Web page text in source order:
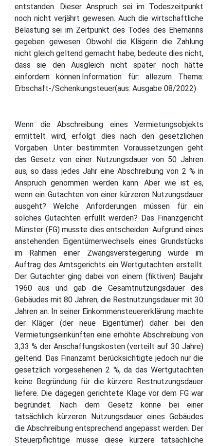
entstanden. Dieser Anspruch sei im Todeszeitpunkt
noch nicht verjährt gewesen. Auch die wirtschaftliche
Belastung sei im Zeitpunkt des Todes des Ehemanns
gegeben gewesen. Obwohl die Klägerin die Zahlung
nicht gleich geltend gemacht habe, bedeute dies nicht,
dass sie den Ausgleich nicht später noch hätte
einfordern können.Information für: allezum Thema:
Erbschaft-/Schenkungsteuer(aus: Ausgabe 08/2022)
Wenn die Abschreibung eines Vermietungsobjekts
ermittelt wird, erfolgt dies nach den gesetzlichen
Vorgaben. Unter bestimmten Voraussetzungen geht
das Gesetz von einer Nutzungsdauer von 50 Jahren
aus, so dass jedes Jahr eine Abschreibung von 2 % in
Anspruch genommen werden kann. Aber wie ist es,
wenn ein Gutachten von einer kürzeren Nutzungsdauer
ausgeht? Welche Anforderungen müssen für ein
solches Gutachten erfüllt werden? Das Finanzgericht
Münster (FG) musste dies entscheiden. Aufgrund eines
anstehenden Eigentümerwechsels eines Grundstücks
im Rahmen einer Zwangsversteigerung wurde im
Auftrag des Amtsgerichts ein Wertgutachten erstellt.
Der Gutachter ging dabei von einem (fiktiven) Baujahr
1960 aus und gab die Gesamtnutzungsdauer des
Gebäudes mit 80 Jahren, die Restnutzungsdauer mit 30
Jahren an. In seiner Einkommensteuererklärung machte
der Kläger (der neue Eigentümer) daher bei den
Vermietungseinkünften eine erhöhte Abschreibung von
3,33 % der Anschaffungskosten (verteilt auf 30 Jahre)
geltend. Das Finanzamt berücksichtigte jedoch nur die
gesetzlich vorgesehenen 2 %, da das Wertgutachten
keine Begründung für die kürzere Restnutzungsdauer
liefere. Die dagegen gerichtete Klage vor dem FG war
begründet. Nach dem Gesetz könne bei einer
tatsächlich kürzeren Nutzungsdauer eines Gebäudes
die Abschreibung entsprechend angepasst werden. Der
Steuerpflichtige müsse diese kürzere tatsächliche